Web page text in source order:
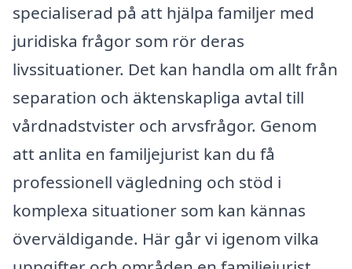
specialiserad på att hjälpa familjer med
juridiska frågor som rör deras
livssituationer. Det kan handla om allt från
separation och äktenskapliga avtal till
vårdnadstvister och arvsfrågor. Genom
att anlita en familjejurist kan du få
professionell vägledning och stöd i
komplexa situationer som kan kännas
överväldigande. Här går vi igenom vilka